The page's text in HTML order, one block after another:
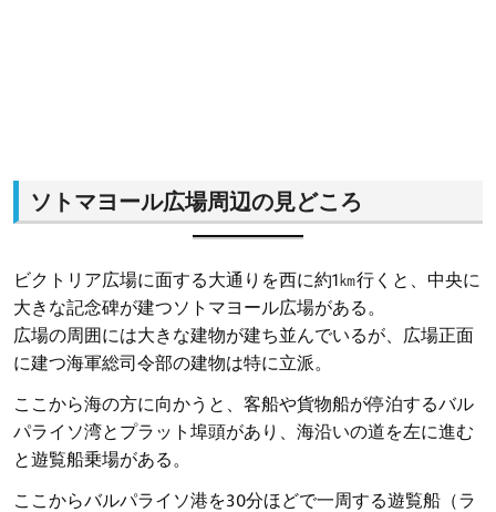
ソトマヨール広場周辺の見どころ
ビクトリア広場に面する大通りを西に約1㎞行くと、中央に
大きな記念碑が建つソトマヨール広場がある。
広場の周囲には大きな建物が建ち並んでいるが、広場正面
に建つ海軍総司令部の建物は特に立派。
ここから海の方に向かうと、客船や貨物船が停泊するバル
パライソ湾とプラット埠頭があり、海沿いの道を左に進む
と遊覧船乗場がある。
ここからバルパライソ港を30分ほどで一周する遊覧船（ラ